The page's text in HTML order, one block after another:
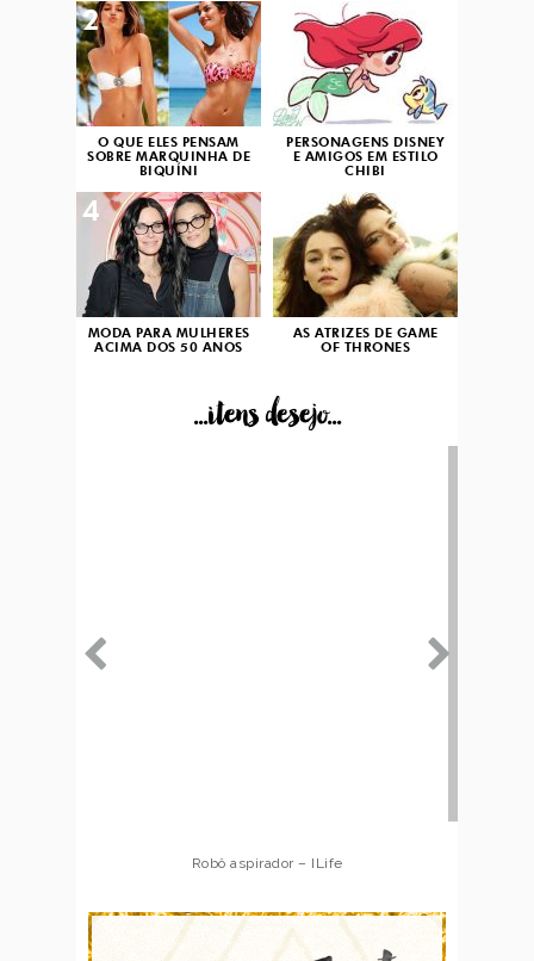
O QUE ELES PENSAM
SOBRE MARQUINHA DE
BIQUÍNI
2
PERSONAGENS DISNEY
E AMIGOS EM ESTILO
CHIBI
3
MODA PARA MULHERES
ACIMA DOS 50 ANOS
4
AS ATRIZES DE GAME
OF THRONES
...itens desejo...
Robô aspirador – Multilaser